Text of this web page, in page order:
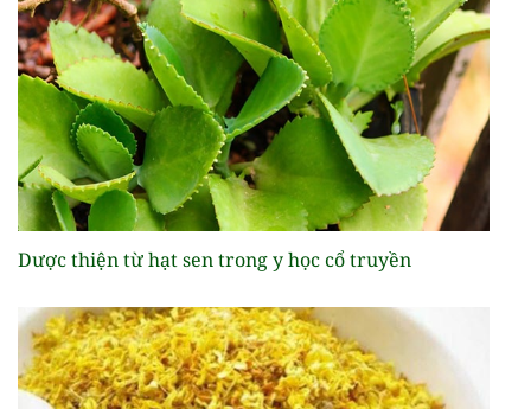
Dược thiện từ hạt sen trong y học cổ truyền